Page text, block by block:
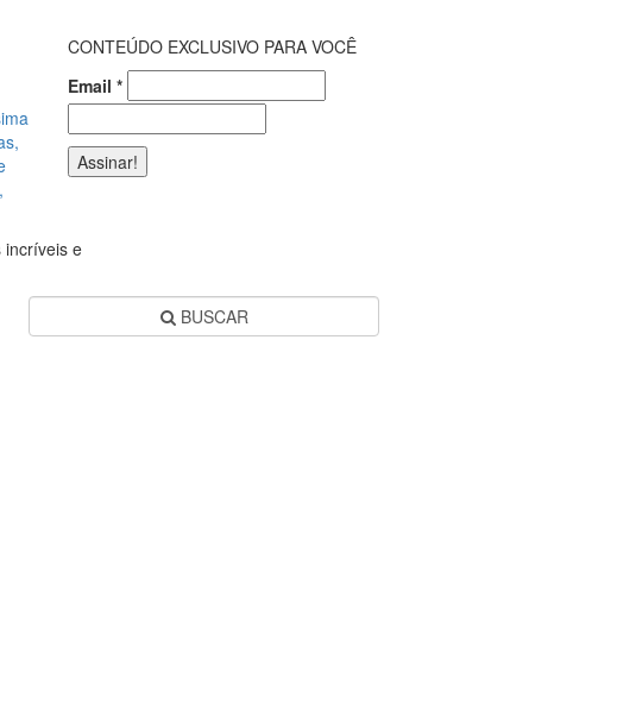
CONTEÚDO EXCLUSIVO PARA VOCÊ
Email *
incríveis e
BUSCAR